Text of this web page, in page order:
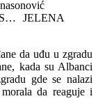
JELENA
da uđu u zgradu
kada su Albanci
gde se nalazi
da reaguje i